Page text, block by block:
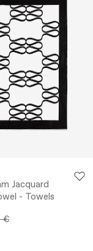
Jacquard
- Towels
€